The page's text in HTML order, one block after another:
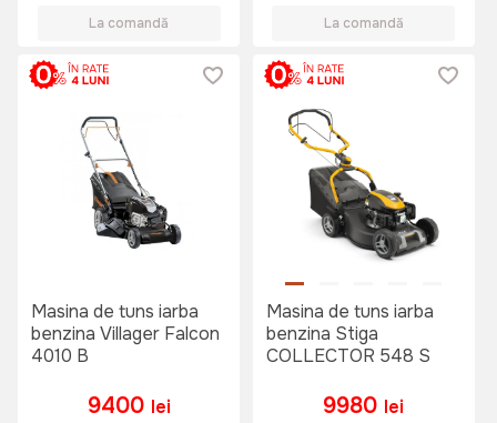
La comandă La comandă
Masina de tuns iarba
benzina Villager Falcon
4010 B
9400 lei
Masina de tuns iarba
benzina Stiga
COLLECTOR 548 S
9980 lei